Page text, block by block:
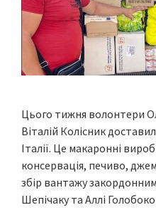
Цього тижня волонтери
Віталій Колісник
Італії. Це макаронні
консервація, печиво,
збір вантажу
Шепічаку та Аллі